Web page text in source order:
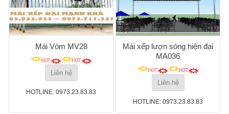
Mái Vòm MV28
Liên hệ
HOTLINE: 0973.23.83.83
Mái xếp lượn sóng hiện đại
MA036
Liên hệ
HOTLINE: 0973.23.83.83